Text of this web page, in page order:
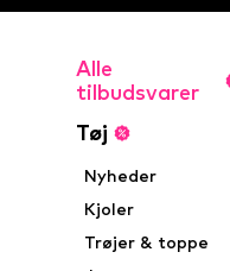
Alle
tilbudsvarer
Tøj
Nyheder
Kjoler
Trøjer & toppe